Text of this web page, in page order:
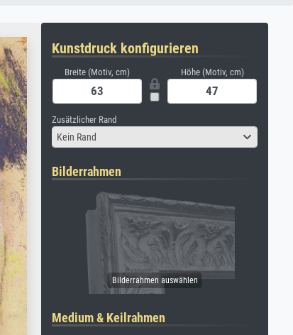
Kunstdruck konfigurieren
Breite (Motiv, cm) Höhe (Motiv, cm)
Zusätzlicher Rand
Kein Rand
Bilderrahmen
Medium & Keilrahmen